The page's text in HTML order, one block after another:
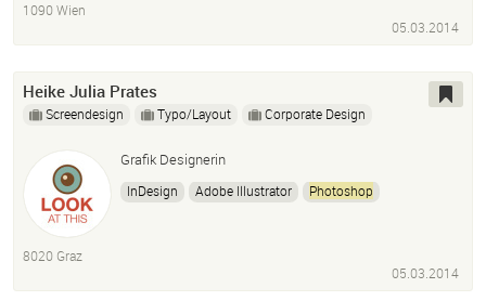
1090 Wien
05.03.2014
Heike Julia Prates
Screendesign Typo/Layout Corporate Design
Grafik Designerin
InDesign Adobe Illustrator Photoshop
8020 Graz
05.03.2014